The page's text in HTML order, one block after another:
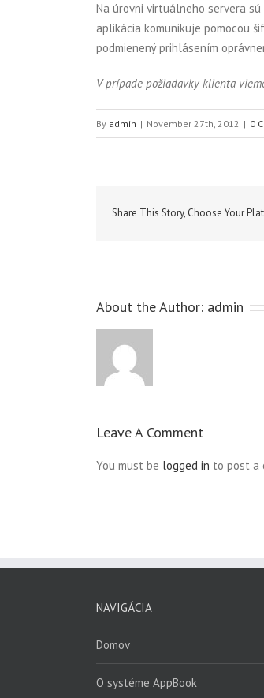
Na úrovni virtuálneho servera
aplikácia komunikuje pomocou
podmienený prihlásením
V prípade požiadavky klienta
By admin | November 27th, 2012 | 0
Share This Story, Choose Your
About the Author: admin
Leave A Comment
You must be logged in to post a
NAVIGÁCIA
Domov
O systéme AppBook